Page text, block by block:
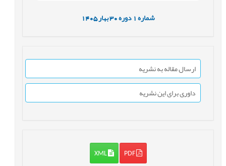
شماره1 دوره30 بهار1405
ارسال مقاله به نشریه
داوری برای این نشریه
PDF
XML